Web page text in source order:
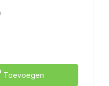
Toevoegen